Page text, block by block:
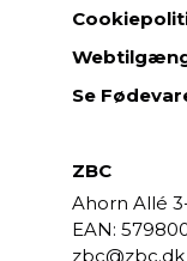
Se
ZBC
Ahorn Allé
EAN:
zbc@zbc.dk